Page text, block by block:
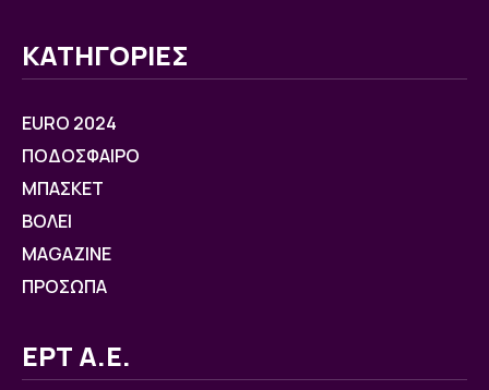
ΚΑΤΗΓΟΡΙΕΣ
EURO 2024
ΠΟΔΟΣΦΑΙΡΟ
ΜΠΑΣΚΕΤ
ΒOΛΕΙ
MAGAZINE
ΠΡΟΣΩΠΑ
ΕΡΤ Α.Ε.